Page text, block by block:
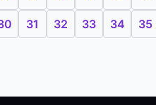
31 32 33 34 35